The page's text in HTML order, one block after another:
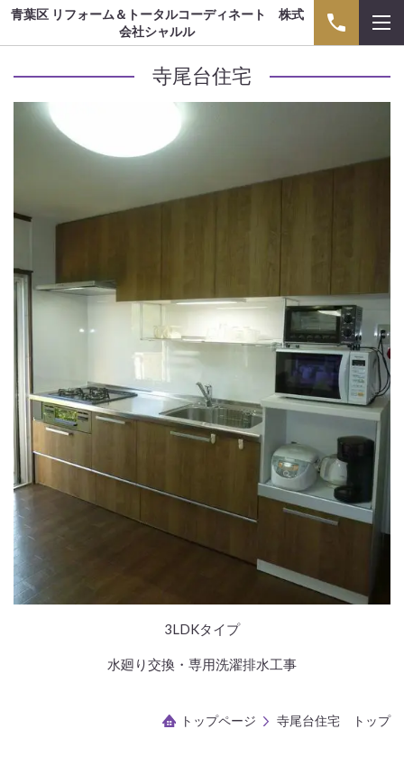
青葉区 リフォーム＆トータルコーディネート 株式
会社シャルル
寺尾台住宅
3LDKタイプ
水廻り交換・専用洗濯排水工事
トップページ 寺尾台住宅 トップ